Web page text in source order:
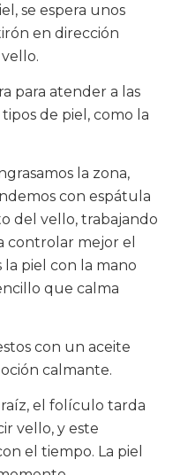
se espera unos
en dirección
para atender a las
de piel, como la
la zona,
con espátula
del vello, trabajando
controlar mejor el
la piel con la mano
que calma
con un aceite
calmante.
el folículo tarda
vello, y este
el tiempo. La piel